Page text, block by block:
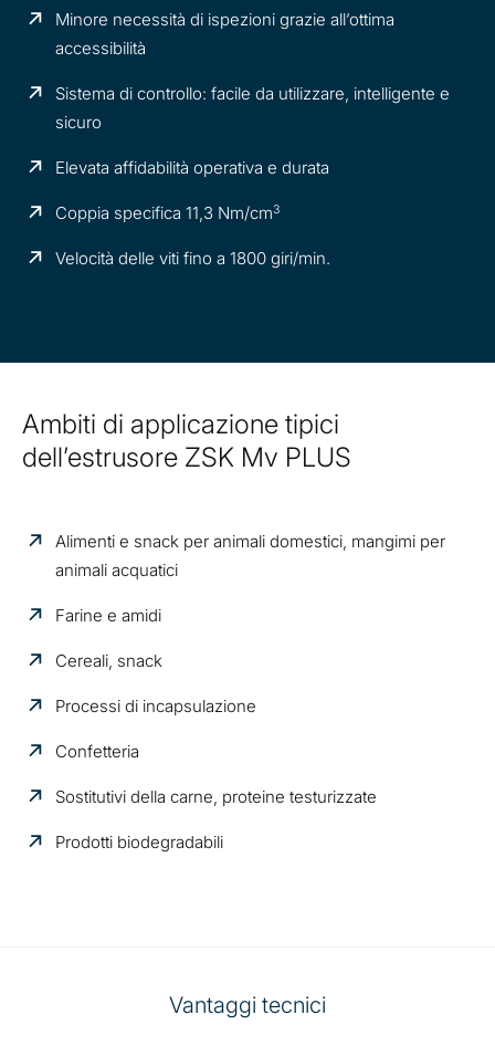
Minore necessità di ispezioni grazie all’ottima
accessibilità
Sistema di controllo: facile da utilizzare, intelligente e
sicuro
Elevata affidabilità operativa e durata
Coppia specifica 11,3 Nm/cm3
Velocità delle viti fino a 1800 giri/min.
Ambiti di applicazione tipici
dell’estrusore ZSK Mv PLUS
Alimenti e snack per animali domestici, mangimi per
animali acquatici
Farine e amidi
Cereali, snack
Processi di incapsulazione
Confetteria
Sostitutivi della carne, proteine testurizzate
Prodotti biodegradabili
Vantaggi tecnici